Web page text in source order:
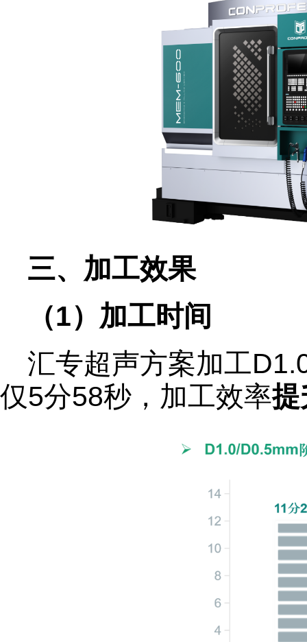
三、加工效果
（1）加工时间
汇专超声方案加工
仅5分58秒，加工效率提